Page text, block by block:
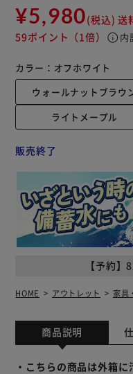
¥5,980(税込) 送
59ポイント （1倍） info 内
カラー： オフホワイト
ウォールナットブラウ
ライトメープル
【予約
販売終了
HOME アウトレット 家具
商品説明
・こちらの商品は外箱